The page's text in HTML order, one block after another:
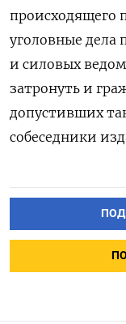
происходящего
уголовные дела
и силовых
затронуть и
допустивших
собеседники